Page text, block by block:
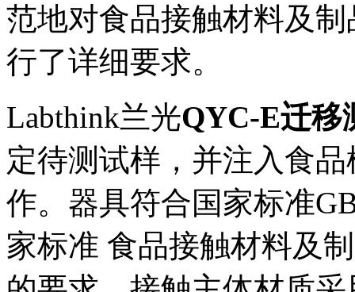
范地对食品接触材料及
行了详细要求。
Labthink兰光QYC-E迁移
定待测试样，并注入食
作。器具符合国家标准
家标准 食品接触材料及